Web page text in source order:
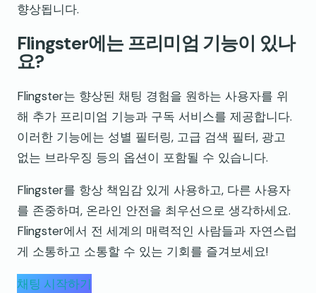
향상됩니다.
Flingster에는 프리미엄 기능이 있나
요?
Flingster는 향상된 채팅 경험을 원하는 사용자를 위
해 추가 프리미엄 기능과 구독 서비스를 제공합니다.
이러한 기능에는 성별 필터링, 고급 검색 필터, 광고
없는 브라우징 등의 옵션이 포함될 수 있습니다.
Flingster를 항상 책임감 있게 사용하고, 다른 사용자
를 존중하며, 온라인 안전을 최우선으로 생각하세요.
Flingster에서 전 세계의 매력적인 사람들과 자연스럽
게 소통하고 소통할 수 있는 기회를 즐겨보세요!
채팅 시작하기